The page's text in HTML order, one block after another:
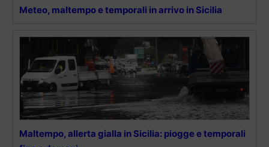
Meteo, maltempo e temporali in arrivo in Sicilia
Maltempo, allerta gialla in Sicilia: piogge e temporali